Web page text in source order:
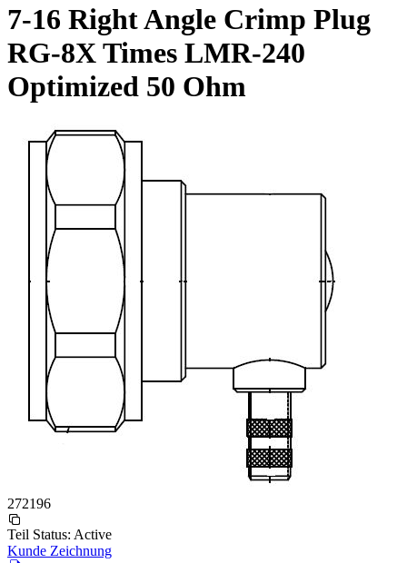
7-16 Right Angle Crimp Plug
RG-8X Times LMR-240
Optimized 50 Ohm
272196
Teil Status: Active
Kunde Zeichnung